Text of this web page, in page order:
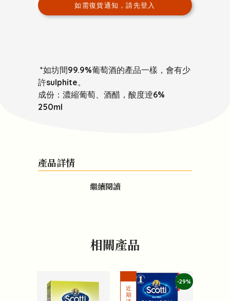
如需復貨通知，請先登入
*如坊間99.9%葡萄酒的產品一樣，會有少
許sulphite。
成份：濃縮葡萄、酒醋，酸度逹6%
250ml
產品詳情
繼續閱讀
相關產品
-29%